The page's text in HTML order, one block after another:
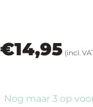
€14,95 (incl.
Nog maar 3 op